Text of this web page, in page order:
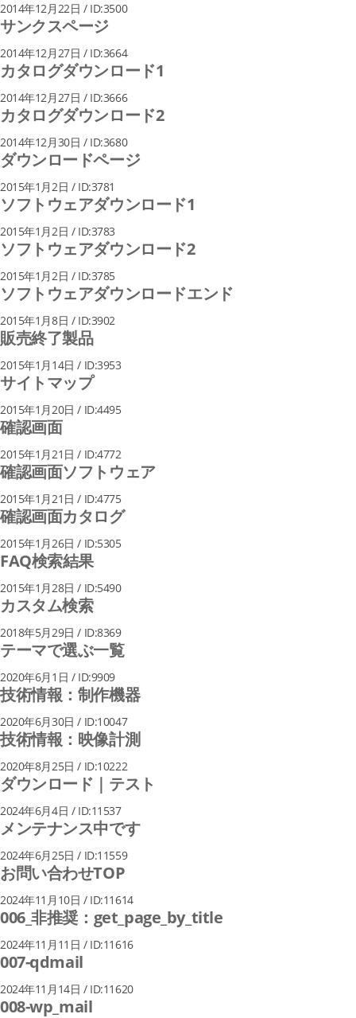
2014年12月22日 / ID:3500
サンクスページ
2014年12月27日 / ID:3664
カタログダウンロード1
2014年12月27日 / ID:3666
カタログダウンロード2
2014年12月30日 / ID:3680
ダウンロードページ
2015年1月2日 / ID:3781
ソフトウェアダウンロード1
2015年1月2日 / ID:3783
ソフトウェアダウンロード2
2015年1月2日 / ID:3785
ソフトウェアダウンロードエンド
2015年1月8日 / ID:3902
販売終了製品
2015年1月14日 / ID:3953
サイトマップ
2015年1月20日 / ID:4495
確認画面
2015年1月21日 / ID:4772
確認画面ソフトウェア
2015年1月21日 / ID:4775
確認画面カタログ
2015年1月26日 / ID:5305
FAQ検索結果
2015年1月28日 / ID:5490
カスタム検索
2018年5月29日 / ID:8369
テーマで選ぶ一覧
2020年6月1日 / ID:9909
技術情報：制作機器
2020年6月30日 / ID:10047
技術情報：映像計測
2020年8月25日 / ID:10222
ダウンロード｜テスト
2024年6月4日 / ID:11537
メンテナンス中です
2024年6月25日 / ID:11559
お問い合わせTOP
2024年11月10日 / ID:11614
006_非推奨：get_page_by_title
2024年11月11日 / ID:11616
007-qdmail
2024年11月14日 / ID:11620
008-wp_mail